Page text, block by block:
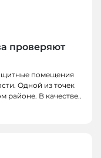
проверяют
помещения
Одной из точек
районе. В качестве..